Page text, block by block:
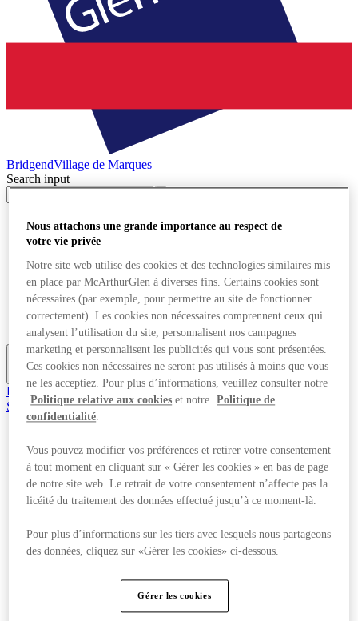
BridgendVillage de Marques
Search input
Magasins
Offres
Planifiez votre visite
Quoi de neuf
Mangez et buvez
Services
Cartes cadeaux
Carte du Centre
Rejoignez le Club
Sauvé
fr
Magasins
Offres
Planifiez votre visite
Quoi de neuf
Mangez et buvez
Cartes cadeaux
Carte du Centre
Nous attachons une grande importance au respect de
votre vie privée
Notre site web utilise des cookies et des technologies similaires mis
en place par McArthurGlen à diverses fins. Certains cookies sont
nécessaires (par exemple, pour permettre au site de fonctionner
correctement). Les cookies non nécessaires comprennent ceux qui
analysent l’utilisation du site, personnalisent nos campagnes
marketing et personnalisent les publicités qui vous sont présentées.
Ces cookies non nécessaires ne seront pas utilisés à moins que vous
ne les acceptiez. Pour plus d’informations, veuillez consulter notre
Politique relative aux cookies et notre
Politique de
confidentialité.
Vous pouvez modifier vos préférences et retirer votre consentement
à tout moment en cliquant sur « Gérer les cookies » en bas de page
de notre site web. Le retrait de votre consentement n’affecte pas la
licéité du traitement des données effectué jusqu’à ce moment-là.
Pour plus d’informations sur les tiers avec lesquels nous partageons
des données, cliquez sur «Gérer les cookies» ci-dessous.
Gérer les cookies